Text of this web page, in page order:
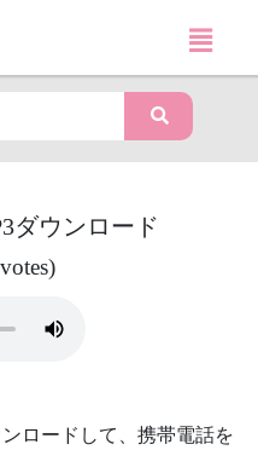
ダウンロード
ロードして、携帯電話を